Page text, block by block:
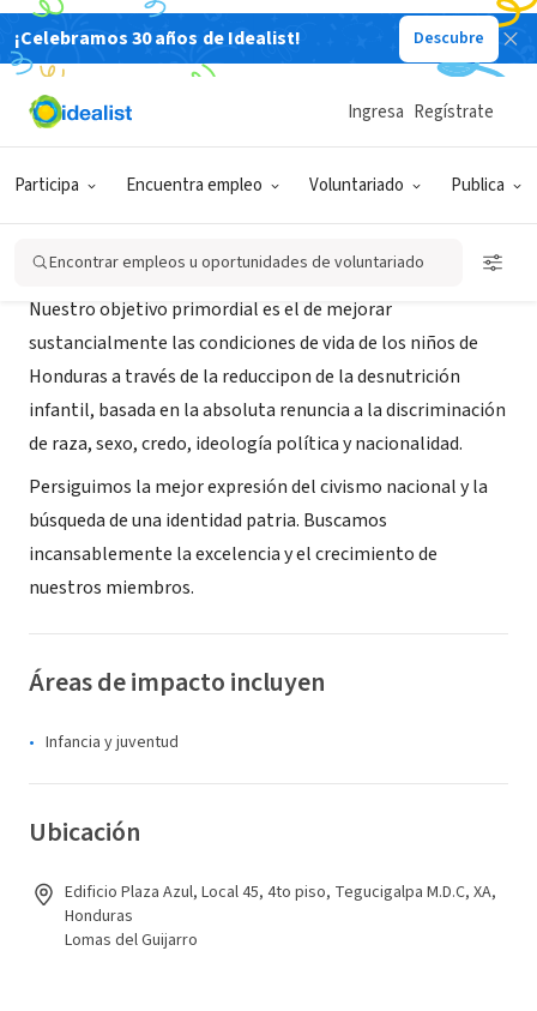
¡Celebramos 30 años de Idealist! Descubre
Participa Encuentra empleo Voluntariado Publica
Ingresa Regístrate
Encontrar empleos u oportunidades de voluntariado
ORGANIZACIÓN SIN FIN DE LUCRO
SOLIDARIDAD
Nuestro objetivo primordial es el de mejorar
sustancialmente las condiciones de vida de los niños de
Honduras a través de la reduccipon de la desnutrición
infantil, basada en la absoluta renuncia a la discriminación
de raza, sexo, credo, ideología política y nacionalidad.
Persiguimos la mejor expresión del civismo nacional y la
búsqueda de una identidad patria. Buscamos
incansablemente la excelencia y el crecimiento de
nuestros miembros.
Áreas de impacto incluyen
Infancia y juventud
Ubicación
Edificio Plaza Azul, Local 45, 4to piso, Tegucigalpa M.D.C, XA,
Honduras
Lomas del Guijarro